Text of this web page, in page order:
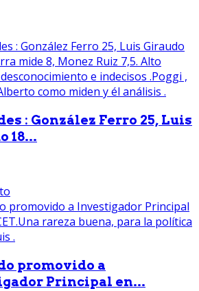
: González Ferro 25, Luis
18...
promovido a
Principal en...